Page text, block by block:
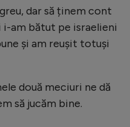
dar să ținem cont
am bătut pe israelieni
și am reușit totuși
două meciuri ne dă
să jucăm bine.